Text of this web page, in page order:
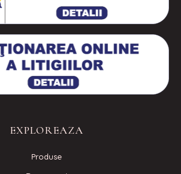
EXPLOREAZA
Produse